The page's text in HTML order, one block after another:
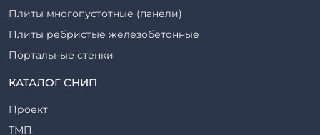
Плиты многопустотные (панели)
Плиты ребристые железобетонные
Портальные стенки
Прогоны железобетонные
Ригели железобетонные
КАТАЛОГ СНИП
Проект
ТМП